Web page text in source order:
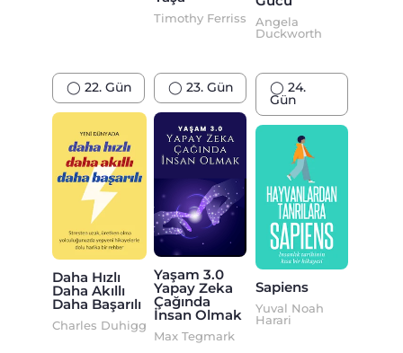
Timothy Ferriss
Angela
Duckworth
◯ 22. Gün
Daha Hızlı
Daha Akıllı
Daha Başarılı
Charles Duhigg
◯ 23. Gün
Yaşam 3.0
Yapay Zeka
Çağında
İnsan Olmak
Max Tegmark
◯ 24.
Gün
Sapiens
Yuval Noah
Harari